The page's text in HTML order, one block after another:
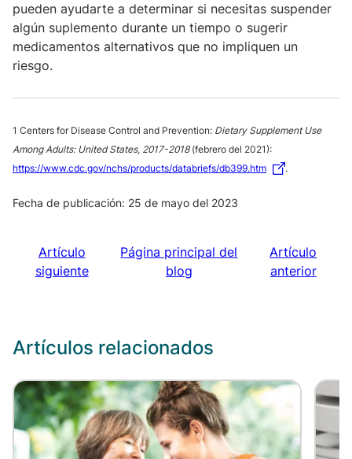
pueden ayudarte a determinar si necesitas suspender
algún suplemento durante un tiempo o sugerir
medicamentos alternativos que no impliquen un
riesgo.
1 Centers for Disease Control and Prevention: Dietary Supplement Use
Among Adults: United States, 2017-2018(febrero del 2021):
https://www.cdc.gov/nchs/products/databriefs/db399.htm
.
Fecha de publicación: 25 de mayo del 2023
Artículo
siguiente
Página principal del
blog
Artículo
anterior
Artículos relacionados